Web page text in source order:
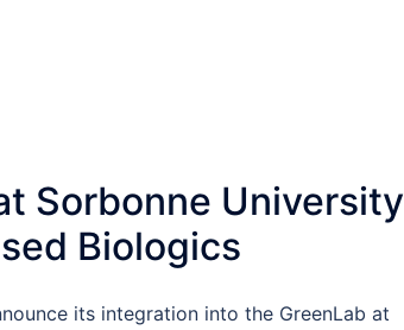
Sorbonne University
Biologics
its integration into the GreenLab at